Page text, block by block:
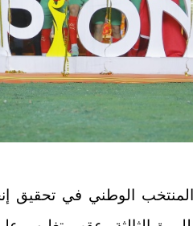
الوطني في تحقيق